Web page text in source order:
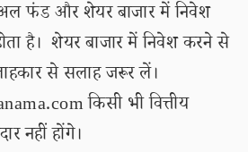
फंड और शेयर बाजार में निवेश
है। शेयर बाजार में निवेश करने से
से सलाह जरूर लें।
किसी भी वित्तीय
नहीं होंगे।